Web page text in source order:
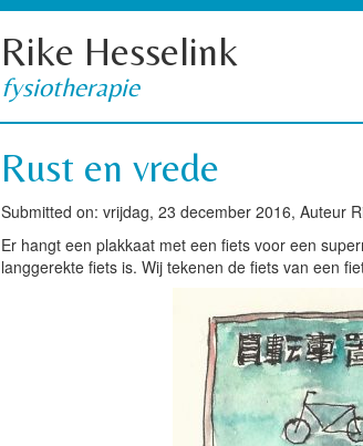
Rike Hesselink
fysiotherapie
Rust en vrede
Submitted on: vrijdag, 23 december 2016, Auteur
Er hangt een plakkaat met een fiets voor een
langgerekte fiets is. Wij tekenen de fiets van een